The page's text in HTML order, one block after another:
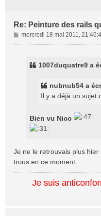
Re: Peinture des rails
M
e
mercredi 18 mai 2011,
1007duquatre9 a
nubnub54 a
Il y a déjà un sujet
Bien vu Nico
Je ne le retrouvais plus
trous en ce moment...
Je suis